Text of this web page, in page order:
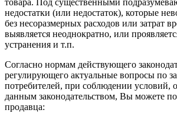
товара. Под существенными
недостатки (или недостаток), которые
без несоразмерных расходов или затрат
выявляется неоднократно, или
устранения и т.п.
Согласно нормам действующего
регулирующего актуальные вопросы по
потребителей, при соблюдении условий,
данным законодательством, Вы можете
продавца: